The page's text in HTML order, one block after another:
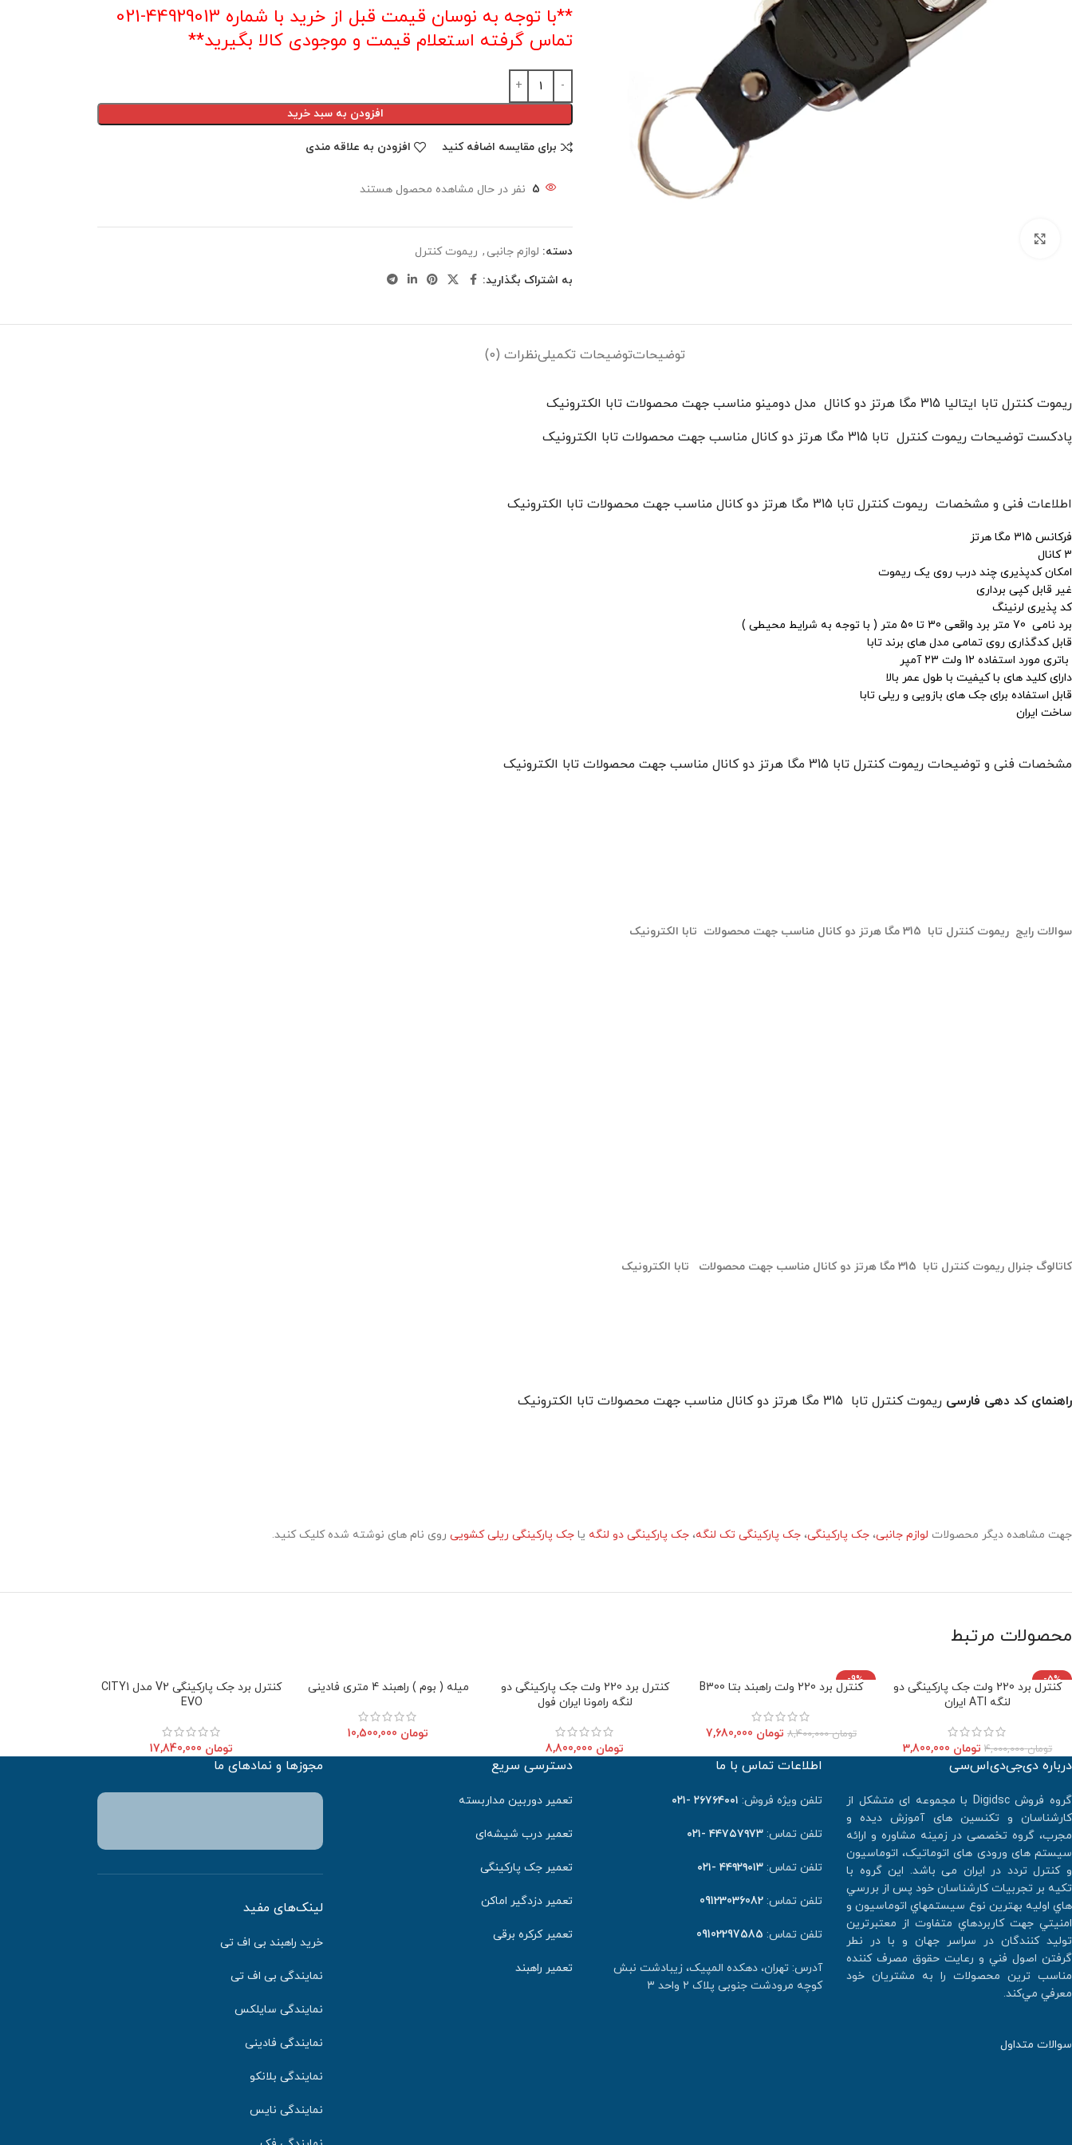
**با توجه به نوسان قیمت قبل از خرید با شماره 44929013-021
تماس گرفته استعلام قیمت و موجودی کالا بگیرید**
افزودن به سبد خرید
برای مقایسه اضافه کنید افزودن به علاقه مندی
5 نفر در حال مشاهده محصول هستند
دسته: لوازم جانبی , ریموت کنترل
به اشتراک بگذارید:
توضیحاتتوضیحات تکمیلینظرات (0)
ریموت کنترل تابا ایتالیا 315 مگا هرتز دو کانال مدل دومینو مناسب جهت محصولات تابا الکترونیک
پادکست توضیحات ریموت کنترل تابا 315 مگا هرتز دو کانال مناسب جهت محصولات تابا الکترونیک
اطلاعات فنی و مشخصات ریموت کنترل تابا 315 مگا هرتز دو کانال مناسب جهت محصولات تابا الکترونیک
فرکانس 315 مگا هرتز
3 کانال
امکان کدپذیری چند درب روی یک ریموت
غیر قابل کپی برداری
کد پذیری لرنینگ
برد نامی 70 متر برد واقعی 30 تا 50 متر ( با توجه به شرایط محیطی )
قابل کدگذاری روی تمامی مدل های برند تابا
باتری مورد استفاده 12 ولت 23 آمپر
دارای کلید های با کیفیت با طول عمر بالا
قابل استفاده برای جک های بازویی و ریلی تابا
ساخت ایران
مشخصات فنی و توضیحات ریموت کنترل تابا 315 مگا هرتز دو کانال مناسب جهت محصولات تابا الکترونیک
سوالات رایج ریموت کنترل تابا 315 مگا هرتز دو کانال مناسب جهت محصولات تابا الکترونیک
کاتالوگ جنرال ریموت کنترل تابا 315 مگا هرتز دو کانال مناسب جهت محصولات تابا الکترونیک
راهنمای کد دهی فارسی ریموت کنترل تابا 315 مگا هرتز دو کانال مناسب جهت محصولات تابا الکترونیک
جهت مشاهده دیگر محصولات لوازم جانبی، جک پارکینگی، جک پارکینگی تک لنگه، جک پارکینگی دو لنگه یا جک پارکینگی ریلی کشویی روی نام های نوشته شده کلیک کنید.
محصولات مرتبط
-5%
کنترل برد 220 ولت جک پارکینگی دو
لنگه ATI ایران
تومان4,000,000 تومان
-9%
کنترل برد 220 ولت راهبند بتا B300
تومان8,400,000 تومان
کنترل برد 220 ولت جک پارکینگی دو
لنگه رامونا ایران فول
تومان
میله ( بوم ) راهبند 4 متری فادینی
تومان
کنترل برد جک پارکینگی V2 مدل CITY1
EVO
تومان
درباره دی‌جی‌دی‌اس‌سی
گروه فروش Digidsc با مجموعه ای متشکل از
کارشناسان و تکنسین های آموزش دیده و
مجرب، گروه تخصصی در زمینه مشاوره و ارائه
سیستم های ورودی های اتوماتیک، اتوماسیون
و کنترل تردد در ایران می باشد. اين گروه با
تكيه بر تجربيات كارشناسان خود پس از بررسي
هاي اوليه بهترين نوع سيستمهاي اتوماسيون و
امنيتي جهت كاربردهاي متفاوت از معتبرترين
توليد كنندگان در سراسر جهان و با در نطر
گرفتن اصول فني و رعايت حقوق مصرف كننده
مناسب ترين محصولات را به مشتريان خود
معرفي مي‌كند.
سوالات متداول
اطلاعات تماس با ما
تلفن ویژه فروش: ٢٦٧٦٤٠٠١ -۰۲۱
تلفن تماس: ۴۴۷۵۷۹۷۳ -۰۲۱
تلفن تماس: ۴۴۹۲۹۰۱۳ -۰۲۱
تلفن تماس: 09123036082
تلفن تماس: 09102297585
آدرس: تهران، دهکده المپیک، زیبادشت نبش
کوچه مرودشت جنوبی پلاک ۲ واحد ۳
دسترسی سریع
تعمیر دوربین مداربسته
تعمیر درب شیشه‌ای
تعمیر جک پارکینگی
تعمیر دزدگیر اماکن
تعمیر کرکره برقی
تعمیر راهبند
مجوزها و نمادهای ما
لینک‌های مفید
خرید راهبند بی اف تی
نمایندگی بی اف تی
نمایندگی سایلکس
نمایندگی فادینی
نمایندگی بلانکو
نمایندگی نایس